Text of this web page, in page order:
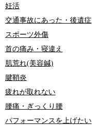
妊活
交通事故にあった・後遺症
スポーツ外傷
首の痛み・寝違え
肌荒れ(美容鍼)
腱鞘炎
疲れが取れない
腰痛・ぎっくり腰
パフォーマンスを上げたい